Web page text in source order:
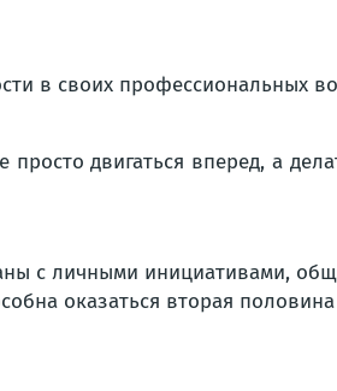
в своих профессиональных
двигаться вперед, а
с личными инициативами,
оказаться вторая